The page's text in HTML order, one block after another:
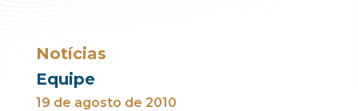
Notícias
Equipe
19 de agosto de 2010